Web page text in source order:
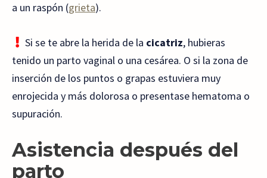
a un raspón (grieta).
Si se te abre la herida de la cicatriz, hubieras
tenido un parto vaginal o una cesárea. O si la zona de
inserción de los puntos o grapas estuviera muy
enrojecida y más dolorosa o presentase hematoma o
supuración.
Asistencia después del
parto